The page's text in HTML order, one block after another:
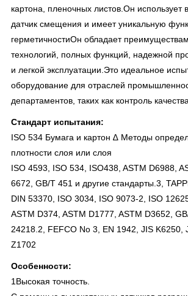
картона, пленочных листов.Он использует
датчик смещения и имеет уникальную
герметичностиОн обладает
технологий, полных функций, надежной
и легкой эксплуатации.Это идеальное
оборудование для отраслей
департаментов, таких как контроль
Стандарт испытания:
ISO 534 Бумага и картон ∆ Методы
плотности слоя или слоя
ISO 4593, ISO 534, ISO438, ASTM D6988,
6672, GB/T 451 и другие стандарты.3,
DIN 53370, ISO 3034, ISO 9073-2, ISO
ASTM D374, ASTM D1777, ASTM D3652,
24218.2, FEFCO No 3, EN 1942, JIS K6250,
Z1702
Особенности:
1Высокая точность.